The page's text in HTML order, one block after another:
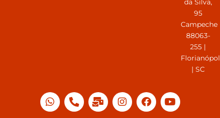
da Silva,
95
Campeche
88063-
255 |
| SC